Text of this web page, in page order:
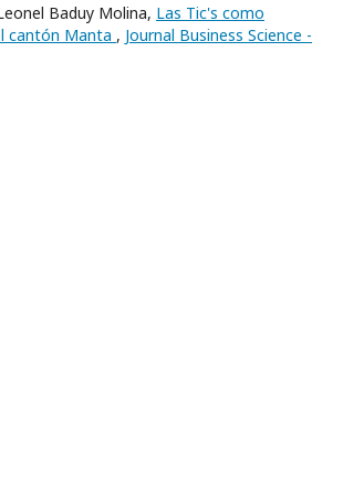
Baduy Molina, Las Tic's como
cantón Manta , Journal Business Science -